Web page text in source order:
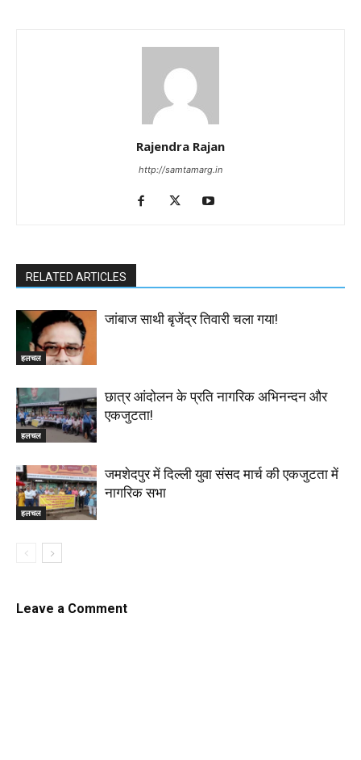
Rajendra Rajan
http://samtamarg.in
RELATED ARTICLES
हलचल
जांबाज साथी बृजेंद्र तिवारी चला गया!
हलचल
छात्र आंदोलन के प्रति नागरिक अभिनन्दन और
एकजुटता!
हलचल
जमशेदपुर में दिल्ली युवा संसद मार्च की एकजुटता में
नागरिक सभा
Leave a Comment